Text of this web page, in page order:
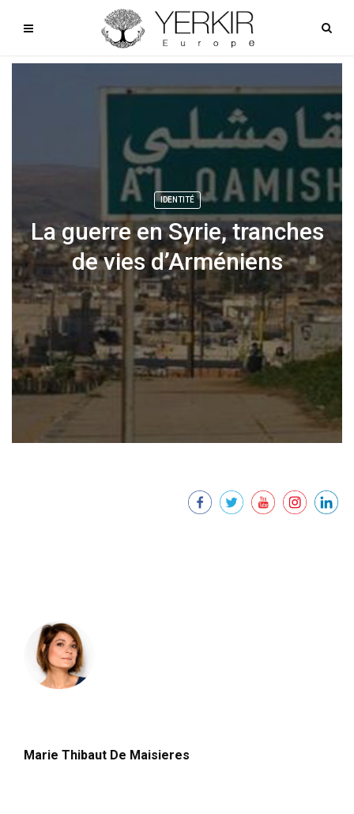
IDENTITÉ
La guerre en Syrie, tranches
de vies d’Arméniens
Marie Thibaut De Maisieres